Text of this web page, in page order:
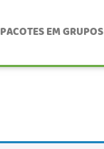
PACOTES EM GRUPOS